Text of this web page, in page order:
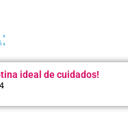
ideal de cuidados!